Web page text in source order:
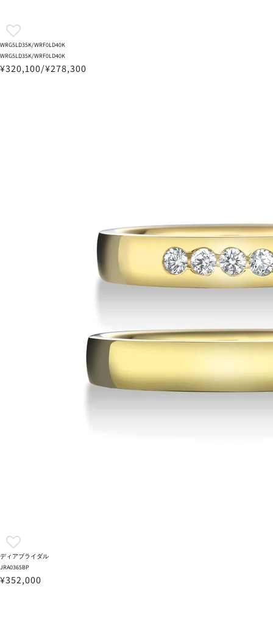
WRG5LD35K/WRF0LD40K
WRG5LD35K/WRF0LD40K
¥320,100/¥278,300
ディアブライダル
JRA0365BP
¥352,000